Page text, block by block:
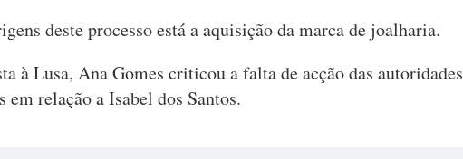
deste processo está a aquisição da marca de joalharia.
à Lusa, Ana Gomes criticou a falta de acção das autoridades
em relação a Isabel dos Santos.